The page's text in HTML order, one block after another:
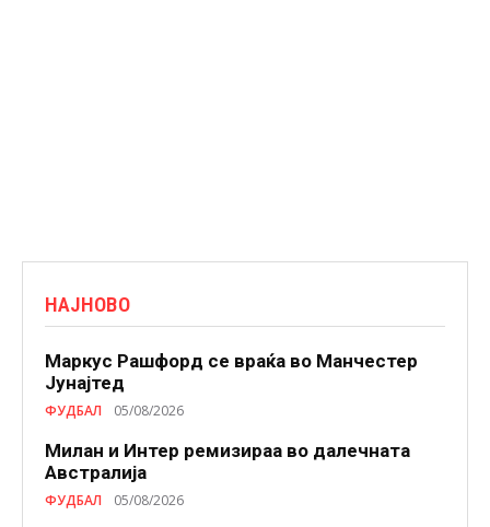
НАЈНОВО
Маркус Рашфорд се враќа во Манчестер
Јунајтед
ФУДБАЛ 05/08/2026
Милан и Интер ремизираа во далечната
Австралија
ФУДБАЛ 05/08/2026